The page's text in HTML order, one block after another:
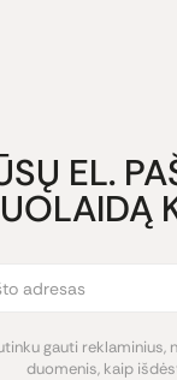
EL.
gauti reklaminius,
duomenis, kaip